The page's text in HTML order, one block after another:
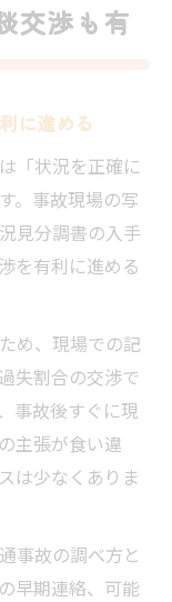
交渉も有
に進める
「状況を正確に
。事故現場の写
見分調書の入手
を有利に進める
め、現場での記
失割合の交渉で
事故後すぐに現
主張が食い違
は少なくありま
事故の調べ方と
早期連絡、可能